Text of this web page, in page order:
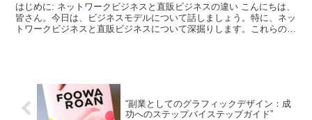
はじめに: ネットワークビジネスと直販ビジネスの違い こんにちは、
皆さん。今日は、ビジネスモデルについて話しましょう。特に、ネッ
トワークビジネスと直販ビジネスについて深掘りします。これらのビ
“副業としてのグラフィックデザイン：成
功へのステップバイステップガイド”